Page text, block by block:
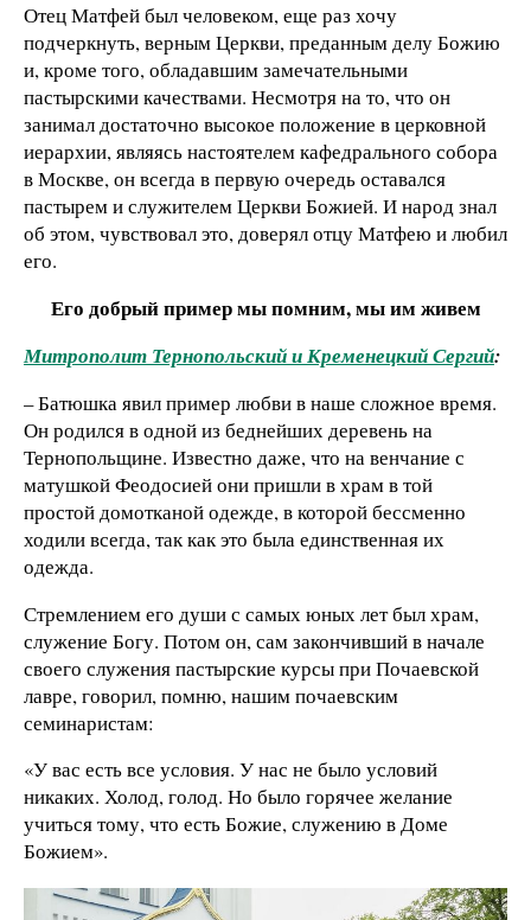
Отец Матфей был человеком, еще раз хочу
подчеркнуть, верным Церкви, преданным делу Божию
и, кроме того, обладавшим замечательными
пастырскими качествами. Несмотря на то, что он
занимал достаточно высокое положение в церковной
иерархии, являясь настоятелем кафедрального собора
в Москве, он всегда в первую очередь оставался
пастырем и служителем Церкви Божией. И народ знал
об этом, чувствовал это, доверял отцу Матфею и любил
его.
Его добрый пример мы помним, мы им живем
Митрополит Тернопольский и Кременецкий Сергий:
– Батюшка явил пример любви в наше сложное время.
Он родился в одной из беднейших деревень на
Тернопольщине. Известно даже, что на венчание с
матушкой Феодосией они пришли в храм в той
простой домотканой одежде, в которой бессменно
ходили всегда, так как это была единственная их
одежда.
Стремлением его души с самых юных лет был храм,
служение Богу. Потом он, сам закончивший в начале
своего служения пастырские курсы при Почаевской
лавре, говорил, помню, нашим почаевским
семинаристам:
«У вас есть все условия. У нас не было условий
никаких. Холод, голод. Но было горячее желание
учиться тому, что есть Божие, служению в Доме
Божием».